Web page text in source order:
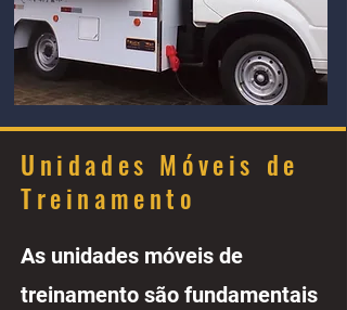
Unidades Móveis de
Treinamento
As unidades móveis de
treinamento são fundamentais